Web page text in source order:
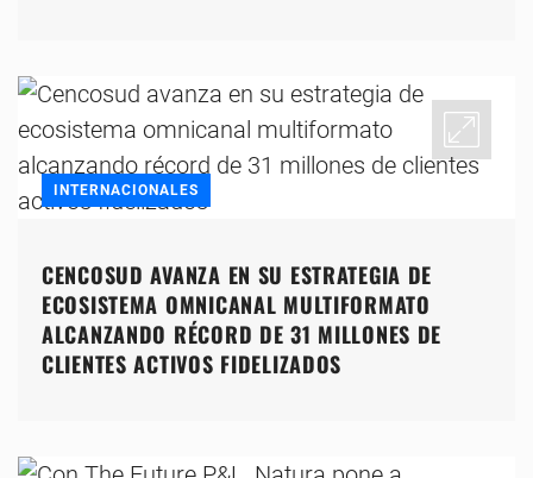
INTERNACIONALES
CENCOSUD AVANZA EN SU ESTRATEGIA DE
ECOSISTEMA OMNICANAL MULTIFORMATO
ALCANZANDO RÉCORD DE 31 MILLONES DE
CLIENTES ACTIVOS FIDELIZADOS